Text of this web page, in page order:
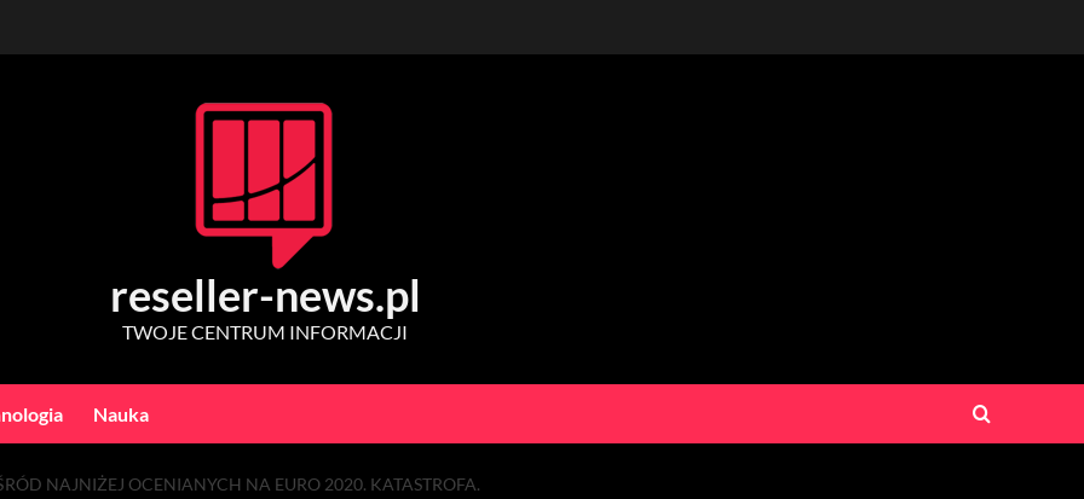
reseller-news.pl
TWOJE CENTRUM INFORMACJI
Nauka
NAJNIŻEJ OCENIANYCH NA EURO 2020. KATASTROFA.